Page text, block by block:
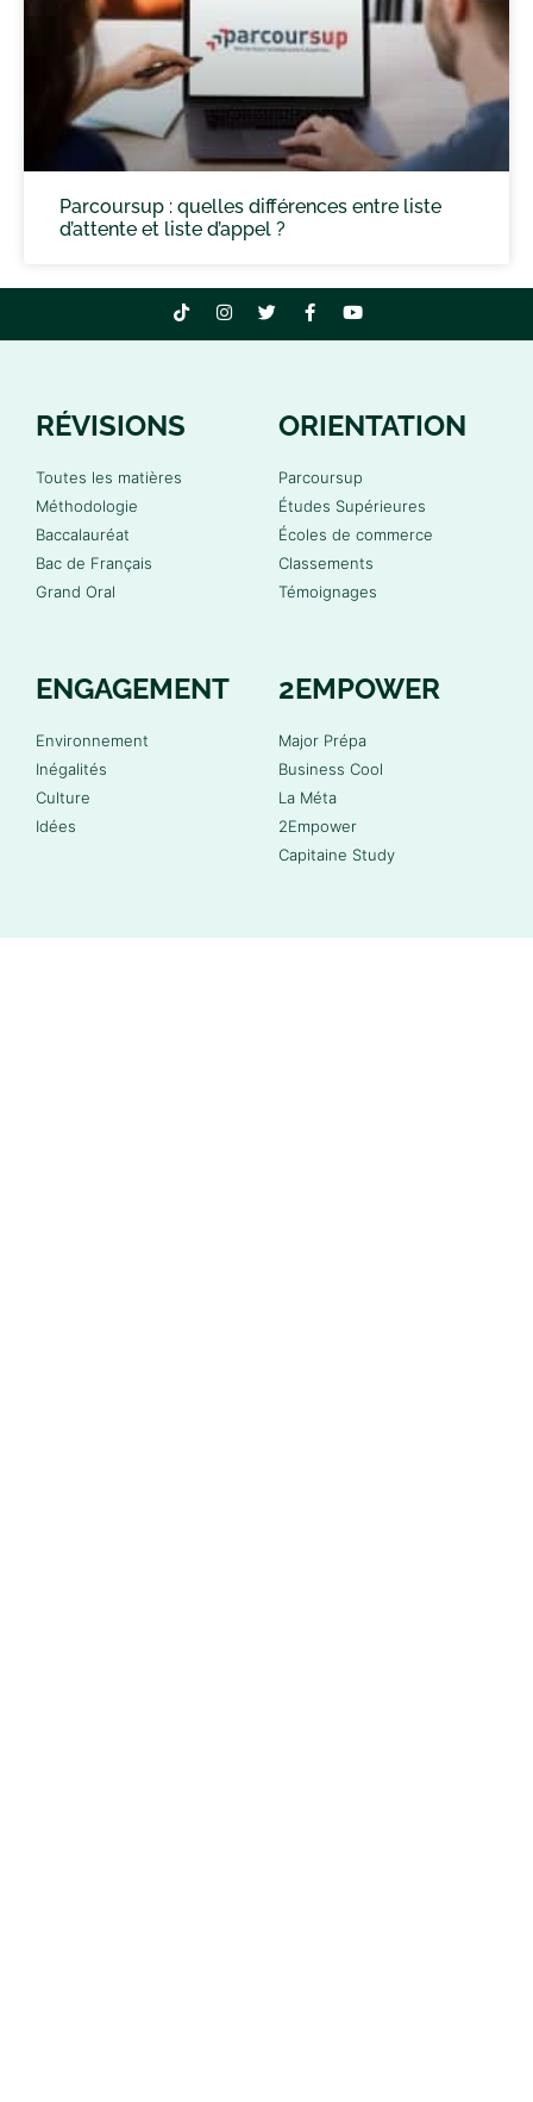
Parcoursup : quelles différences entre liste
d’attente et liste d’appel ?
RÉVISIONS
Toutes les matières
Méthodologie
Baccalauréat
Bac de Français
Grand Oral
ORIENTATION
Parcoursup
Études Supérieures
Écoles de commerce
Classements
Témoignages
ENGAGEMENT
Environnement
Inégalités
Culture
Idées
2EMPOWER
Major Prépa
Business Cool
La Méta
2Empower
Capitaine Study